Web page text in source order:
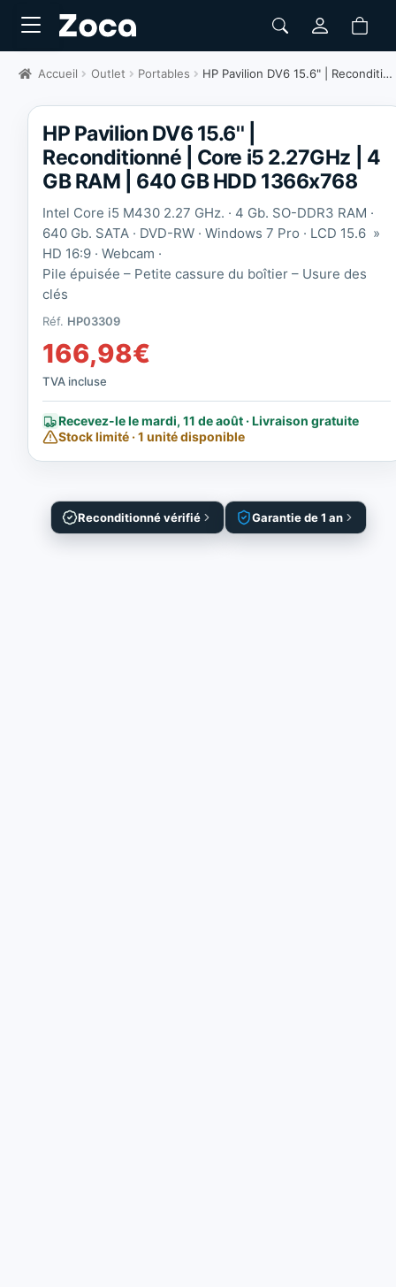
Accueil Outlet Portables HP Pavilion DV6 15.6" | Reconditionné
Reconditionné vérifié Garantie de 1 an
HP Pavilion DV6 15.6'' |
Reconditionné | Core i5 2.27GHz | 4
GB RAM | 640 GB HDD 1366x768
Intel Core i5 M430 2.27 GHz. · 4 Gb. SO-DDR3 RAM ·
640 Gb. SATA · DVD-RW · Windows 7 Pro · LCD 15.6 »
HD 16:9 · Webcam ·
Pile épuisée – Petite cassure du boîtier – Usure des
clés
Réf. HP03309
166,98€
TVA incluse
Recevez-le le mardi, 11 de août · Livraison gratuite
Stock limité · 1 unité disponible